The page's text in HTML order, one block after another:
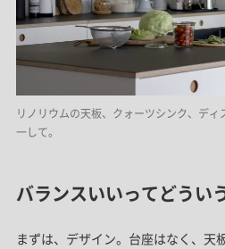
リノリウムの天板、クォーツシンク、デ
一して。
バランスいいってどうい
まずは、デザイン。 台座はなく、天